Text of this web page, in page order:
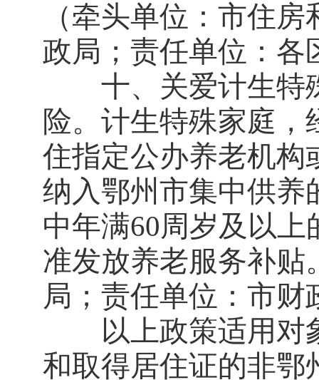
（牵头单位：市住
政局；责任单位：各
十、关爱计生特
险。计生特殊家庭
住指定公办养老机构
纳入鄂州市集中供养
中年满60周岁及以
准发放养老服务补贴
局；责任单位：市
以上政策适用对象
和取得居住证的非鄂